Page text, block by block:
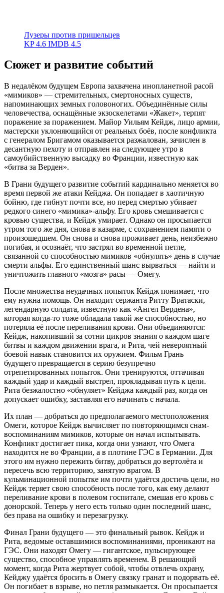
Лузеры против пришельцев
KP4.6 IMDB 4.5
Сюжет и развитие событий
В недалёком будущем Европа захвачена инопланетной расой
«мимиков» — стремительных, смертоносных существ,
напоминающих земных головоногих. Объединённые силы
человечества, оснащённые экзоскелетами «Жакет», терпят
поражение за поражением. Майор Уильям Кейдж, лицо армии,
мастерски уклоняющийся от реальных боёв, после конфликта
с генералом Бригамом оказывается разжалован, зачислен в
десантную пехоту и отправлен на следующее утро в
самоубийственную высадку во Франции, известную как
«битва за Верден».
В Грани будущего развитие событий кардинально меняется во
время первой же атаки Кейджа. Он попадает в хаотичную
бойню, где гибнут почти все, но перед смертью убивает
редкого синего «мимика»-альфу. Его кровь смешивается с
кровью существа, и Кейдж умирает. Однако он просыпается
утром того же дня, снова в казарме, с сохранением памяти о
произошедшем. Он снова и снова проживает день, неизбежно
погибая, и осознаёт, что застрял во временной петле,
связанной со способностью мимиков «обнулять» день в случае
смерти альфы. Его единственный шанс вырваться — найти и
уничтожить главного «мозга» расы — Омегу.
После множества неудачных попыток Кейдж понимает, что
ему нужна помощь. Он находит сержанта Ритту Вратаски,
легендарную солдата, известную как «Ангел Вердена»,
которая когда-то тоже обладала такой же способностью, но
потеряла её после переливания крови. Они объединяются:
Кейдж, накопивший за сотни цикров знания о каждом шаге
битвы и каждом движении врага, и Рита, чей невероятный
боевой навык становится их оружием. Фильм Грань
будущего превращается в серию безупречно
отрепетированных попыток. Они тренируются, оттачивая
каждый удар и каждый выстрел, прокладывая путь к цели.
Рита безжалостно «обнуляет» Кейджа каждый раз, когда он
допускает ошибку, заставляя его начинать с начала.
Их план — добраться до предполагаемого местоположения
Омеги, которое Кейдж вычисляет по повторяющимся снам-
воспоминаниям мимиков, которые он начал испытывать.
Конфликт достигает пика, когда они узнают, что Омега
находится не во Франции, а в плотине ГЭС в Германии. Для
этого им нужно пережить битву, добраться до вертолёта и
пересечь всю территорию, занятую врагом. В
кульминационной попытке им почти удаётся достичь цели, но
Кейдж теряет свою способность после того, как ему делают
переливание крови в полевом госпитале, смешав его кровь с
донорской. Теперь у него есть только один последний шанс,
без права на ошибку и перезагрузку.
Финал Грани будущего — это финальный рывок. Кейдж и
Рита, ведомые оставшимися воспоминаниями, проникают на
ГЭС. Они находят Омегу — гигантское, пульсирующее
существо, способное управлять временем. В решающий
момент, когда Рита жертвует собой, чтобы отвлечь охрану,
Кейджу удаётся бросить в Омегу связку гранат и подорвать её.
Он погибает в взрыве, но петля размыкается. Он просыпается